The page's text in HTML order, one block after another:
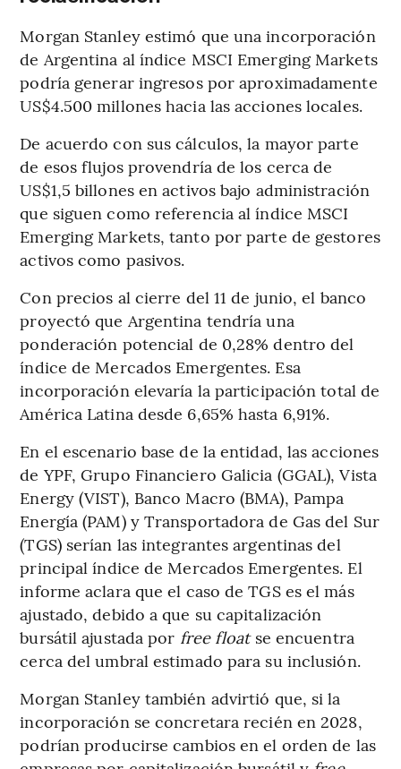
Morgan Stanley estimó que una incorporación
de Argentina al índice MSCI Emerging Markets
podría generar ingresos por aproximadamente
US$4.500 millones hacia las acciones locales.
De acuerdo con sus cálculos, la mayor parte
de esos flujos provendría de los cerca de
US$1,5 billones en activos bajo administración
que siguen como referencia al índice MSCI
Emerging Markets, tanto por parte de gestores
activos como pasivos.
Con precios al cierre del 11 de junio, el banco
proyectó que Argentina tendría una
ponderación potencial de 0,28% dentro del
índice de Mercados Emergentes. Esa
incorporación elevaría la participación total de
América Latina desde 6,65% hasta 6,91%.
En el escenario base de la entidad, las acciones
de YPF, Grupo Financiero Galicia (GGAL), Vista
Energy (VIST), Banco Macro (BMA), Pampa
Energía (PAM) y Transportadora de Gas del Sur
(TGS) serían las integrantes argentinas del
principal índice de Mercados Emergentes. El
informe aclara que el caso de TGS es el más
ajustado, debido a que su capitalización
bursátil ajustada por free floatse encuentra
cerca del umbral estimado para su inclusión.
Morgan Stanley también advirtió que, si la
incorporación se concretara recién en 2028,
podrían producirse cambios en el orden de las